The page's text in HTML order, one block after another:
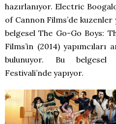
hazırlanıyor. Electric
of Cannon Films’de
belgesel The Go-Go Boys:
Films’in (2014) yapımcıları
bulunuyor. Bu belgesel
Festivali’nde yapıyor.